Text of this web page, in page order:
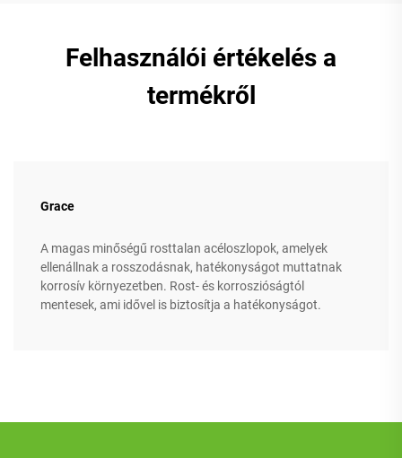
Felhasználói értékelés a
termékről
Grace
A magas minőségű rosttalan acéloszlopok, amelyek
ellenállnak a rosszodásnak, hatékonyságot muttatnak
korrosív környezetben. Rost- és korroszióságtól
mentesek, ami idővel is biztosítja a hatékonyságot.